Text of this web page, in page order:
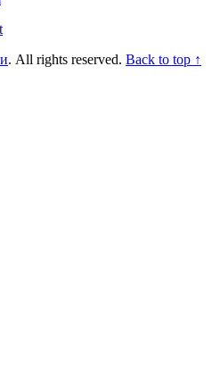
. All rights reserved. Back to top ↑